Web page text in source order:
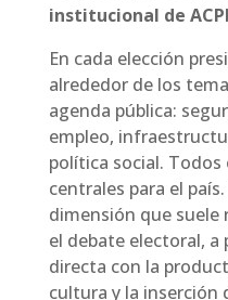
institucional de
En cada elección
alrededor de los
agenda pública:
empleo,
política social.
centrales para el
dimensión que suele
el debate electoral, a
directa con la
cultura y la inserción